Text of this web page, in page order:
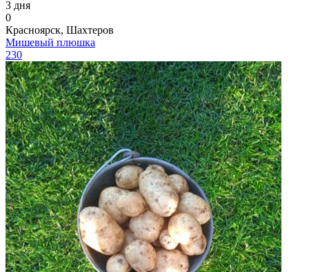
3 дня
0
Красноярск, Шахтеров
Мишевый плюшка
230